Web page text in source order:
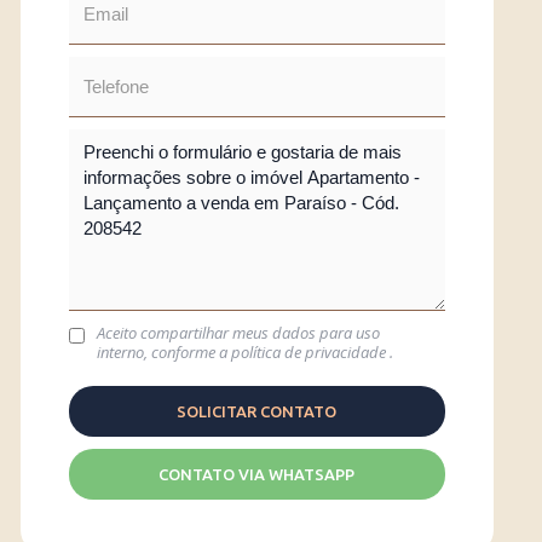
Aceito compartilhar meus dados para uso
interno, conforme apolítica de privacidade.
CONTATO VIA WHATSAPP